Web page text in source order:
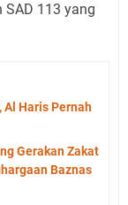
SAD 113 yang
Al Haris Pernah
Gerakan Zakat
Baznas